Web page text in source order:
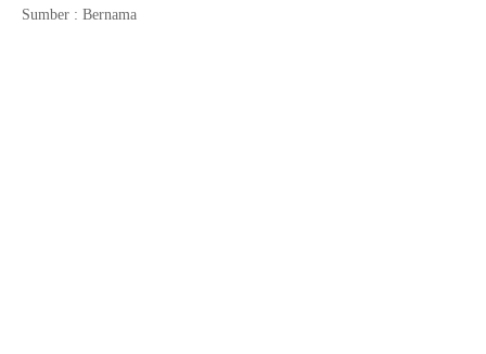
Sumber : Bernama